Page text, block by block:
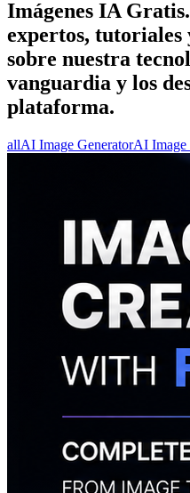
Imágenes IA
expertos,
sobre nuestra
vanguardia y los
plataforma.
allAI Image GeneratorAI Image